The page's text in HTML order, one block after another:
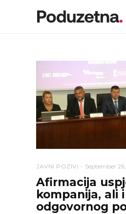
JAVNI POZIVI September
Afirmacija
kompanija, ali i
odgovornog